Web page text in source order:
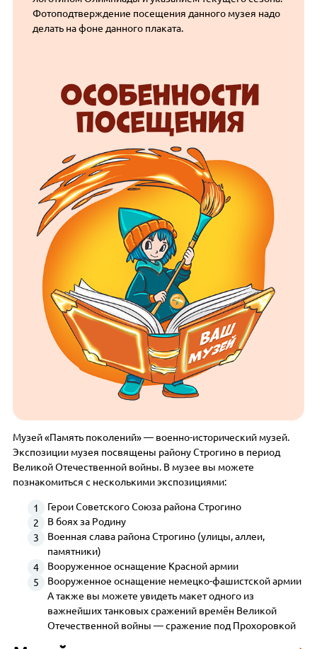
Фотоподтверждение посещения данного музея надо
делать на фоне данного плаката.
Музей «Память поколений» — военно-исторический музей.
Экспозиции музея посвящены району Строгино в период
Великой Отечественной войны. В музее вы можете
познакомиться с несколькими экспозициями:
Герои Советского Союза района Строгино
В боях за Родину
Военная слава района Строгино (улицы, аллеи,
памятники)
Вооруженное оснащение Красной армии
Вооруженное оснащение немецко-фашистской армии
А также вы можете увидеть макет одного из
важнейших танковых сражений времён Великой
Отечественной войны — сражение под Прохоровкой